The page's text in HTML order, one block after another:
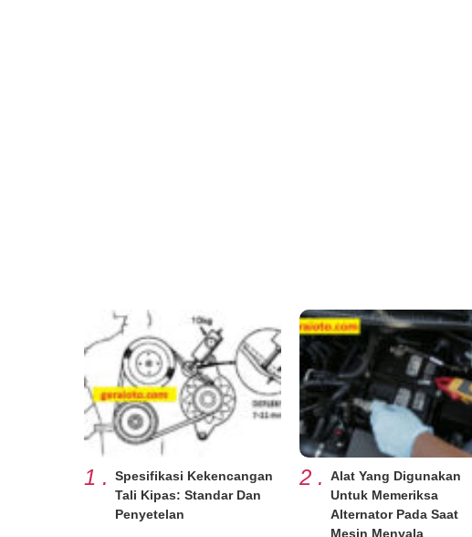
1 .
Spesifikasi Kekencangan
Tali Kipas: Standar Dan
Penyetelan
2 .
Alat Yang Digunakan
Untuk Memeriksa
Alternator Pada Saat
Mesin Menyala